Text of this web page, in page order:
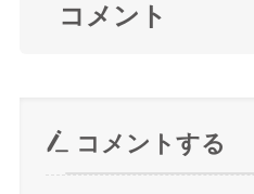
コメント
コメントする